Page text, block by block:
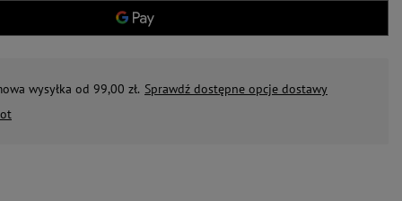
wysyłka od 99,00 zł. Sprawdź dostępne opcje dostawy